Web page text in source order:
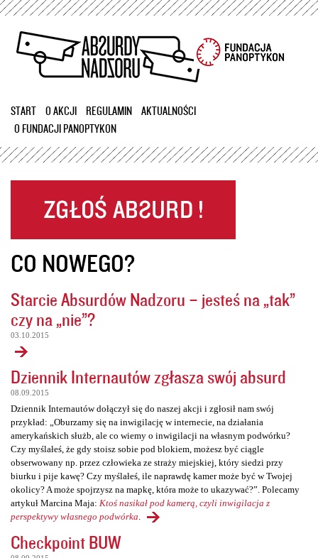
Przejdź
treści
START O AKCJI REGULAMIN
AKTUALNOŚCI
O FUNDACJI PANOPTYKON
CO NOWEGO?
Starcie Absurdów Nadzoru – jesteś na „tak”
czy na „nie”?
03.10.2015
Dziennik Internautów zgłasza swój absurd
08.09.2015
Dziennik Internautów dołączył się do naszej akcji i zgłosił nam swój
przykład: „Oburzamy się na inwigilację w internecie, na działania
amerykańskich służb, ale co wiemy o inwigilacji na własnym podwórku?
Czy myślałeś, że gdy stoisz sobie pod blokiem, możesz być ciągle
obserwowany np. przez człowieka ze straży miejskiej, który siedzi przy
biurku i pije kawę? Czy myślałeś, ile naprawdę kamer może być w Twojej
okolicy? A może spojrzysz na mapkę, która może to ukazywać?”. Polecamy
artykuł Marcina Maja: Ktoś nasikał pod kamerą, czyli inwigilacja z
perspektywy własnego podwórka
Checkpoint BUW